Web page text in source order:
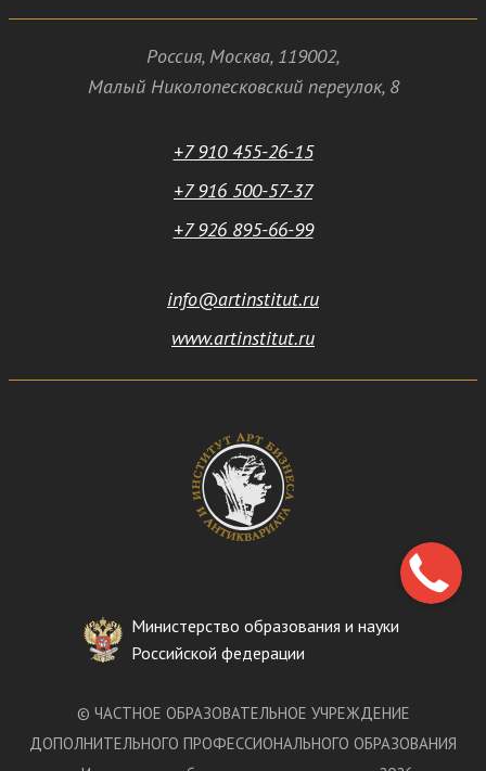
Россия, Москва, 119002,
Малый Николопесковский переулок,8
+7 910 455-26-15
+7 916 500-57-37
+7 926 895-66-99
info@artinstitut.ru
www.artinstitut.ru
Министерство образования и науки
Российской федерации
© ЧАСТНОЕ ОБРАЗОВАТЕЛЬНОЕ УЧРЕЖДЕНИЕ
ДОПОЛНИТЕЛЬНОГО ПРОФЕССИОНАЛЬНОГО ОБРАЗОВАНИЯ